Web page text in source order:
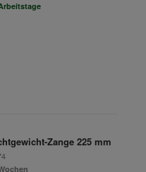
Zange 225 mm